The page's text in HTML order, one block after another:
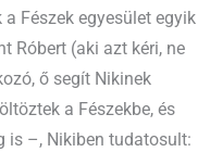
Fészek egyesület egyik
Róbert (aki azt kéri, ne
ő segít Nikinek
a Fészekbe, és
is –, Nikiben tudatosult: